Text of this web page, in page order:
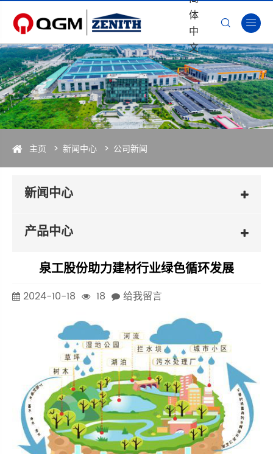
体
中
文
 
主页 新闻中心 公司新闻
新闻中心
产品中心
泉工股份助力建材行业绿色循环发展
2024-10-18 18 给我留言